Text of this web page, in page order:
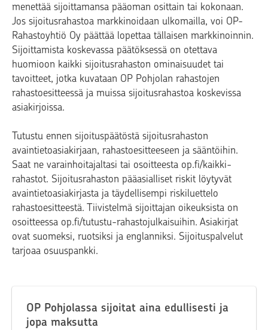
menettää sijoittamansa pääoman osittain tai kokonaan.
Jos sijoitusrahastoa markkinoidaan ulkomailla, voi OP-
Rahastoyhtiö Oy päättää lopettaa tällaisen markkinoinnin.
Sijoittamista koskevassa päätöksessä on otettava
huomioon kaikki sijoitusrahaston ominaisuudet tai
tavoitteet, jotka kuvataan OP Pohjolan rahastojen
rahastoesitteessä ja muissa sijoitusrahastoa koskevissa
asiakirjoissa.
Tutustu ennen sijoituspäätöstä sijoitusrahaston
avaintietoasiakirjaan, rahastoesitteeseen ja sääntöihin.
Saat ne varainhoitajaltasi tai osoitteesta op.fi/kaikki-
rahastot. Sijoitusrahaston pääasialliset riskit löytyvät
avaintietoasiakirjasta ja täydellisempi riskiluettelo
rahastoesitteestä. Tiivistelmä sijoittajan oikeuksista on
osoitteessa op.fi/tutustu-rahastojulkaisuihin. Asiakirjat
ovat suomeksi, ruotsiksi ja englanniksi. Sijoituspalvelut
tarjoaa osuuspankki.
OP Pohjolassa sijoitat aina edullisesti ja
jopa maksutta